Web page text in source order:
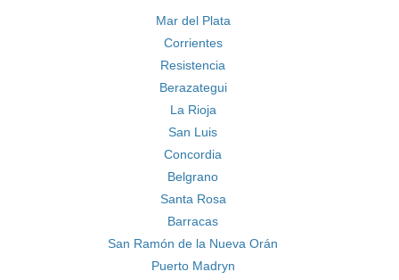
Mar del Plata
Corrientes
Resistencia
Berazategui
La Rioja
San Luis
Concordia
Belgrano
Santa Rosa
Barracas
San Ramón de la Nueva Orán
Puerto Madryn